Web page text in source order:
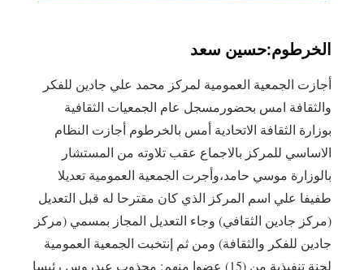
الخرطوم:حسين سعد
أجازت الجمعية العمومية لمركز محمد علي جادين للفكر
والثقافة امس بحضورمسجل عام الجمعيات الثقافية
بوزارة الثقافة الاتحادية أمس بالخرطوم أجازت النظام
الاساسي للمركز بالاجماع عقب تلاوته من المستشار
بالوزارة موسي حامد،وأجرت الجمعية العمومية تعديلا
طفيفا علي اسم المركز الذي كان مقترحا له قبل التعديل
(مركز جادين الثقافي) وجاء التعديل المجاز بمسمي (مركز
جادين للفكر والثقافة) ومن ثم إنتخبت الجمعية العمومية
لجنة تنفيذية من (15) عضوا منهم: مجذوب عيدروس رئيسا